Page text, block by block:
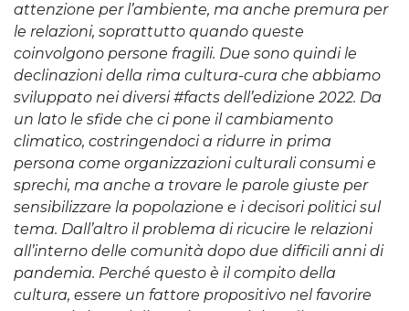
attenzione per l’ambiente, ma anche premura per
le relazioni, soprattutto quando queste
coinvolgono persone fragili. Due sono quindi le
declinazioni della rima cultura-cura che abbiamo
sviluppato nei diversi #facts dell’edizione 2022. Da
un lato le sfide che ci pone il cambiamento
climatico, costringendoci a ridurre in prima
persona come organizzazioni culturali consumi e
sprechi, ma anche a trovare le parole giuste per
sensibilizzare la popolazione e i decisori politici sul
tema. Dall’altro il problema di ricucire le relazioni
all’interno delle comunità dopo due difficili anni di
pandemia. Perché questo è il compito della
cultura, essere un fattore propositivo nel favorire